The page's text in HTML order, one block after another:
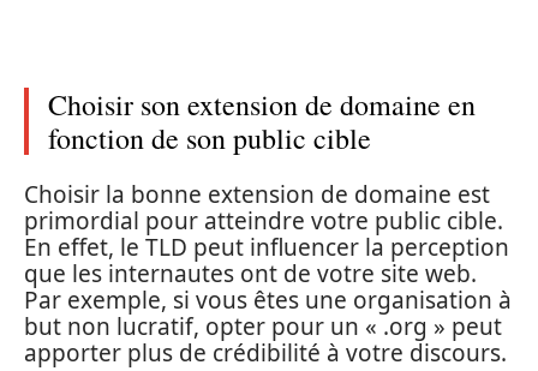
Choisir son extension de domaine en
fonction de son public cible
Choisir la bonne extension de domaine est
primordial pour atteindre votre public cible.
En effet, le TLD peut influencer la perception
que les internautes ont de votre site web.
Par exemple, si vous êtes une organisation à
but non lucratif, opter pour un « .org » peut
apporter plus de crédibilité à votre discours.